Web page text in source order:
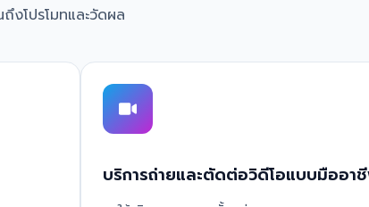
โปรโมทและวัดผล
บริการถ่ายและตัดต่อวิดีโอแบบมืออา